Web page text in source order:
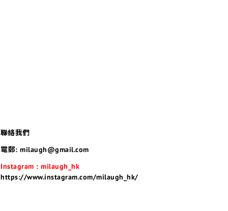
聯絡我們
電郵: milaugh@gmail.com
Instagram : milaugh_hk
https://www.instagram.com/milaugh_hk/